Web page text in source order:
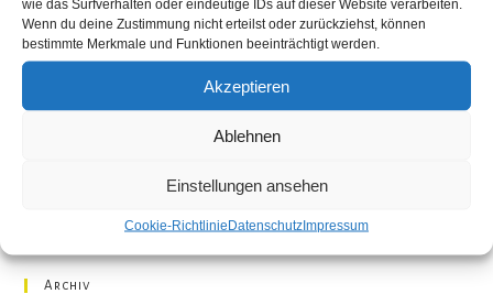
wie das Surfverhalten oder eindeutige IDs auf dieser Website verarbeiten.
Wenn du deine Zustimmung nicht erteilst oder zurückziehst, können
bestimmte Merkmale und Funktionen beeinträchtigt werden.
Akzeptieren
Ablehnen
Einstellungen ansehen
Cookie-RichtlinieDatenschutzImpressum
Kunst offen in Sachsen
Ausstellung Restaurant Grünschnabel
Primavera, ein neuer Anfang – Ausstellungseröffnung am
kommenden Mittwoch in Dresden!!
Neueste Kommentare
Archiv